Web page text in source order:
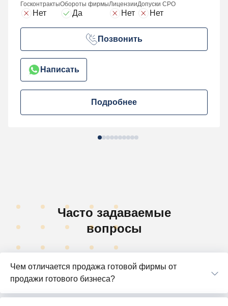
Госконтракты
Нет
Обороты фирмы
Да
Лицензии
Нет
Допуски СРО
Нет
Позвонить
Написать
Подробнее
Часто задаваемые
вопросы
Чем отличается продажа готовой фирмы от
продажи готового бизнеса?